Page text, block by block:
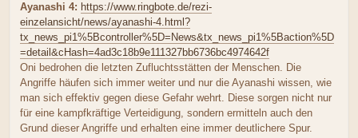
Ayanashi 4: https://www.ringbote.de/rezi-
einzelansicht/news/ayanashi-4.html?
tx_news_pi1%5Bcontroller%5D=News&tx_news_pi1%5Baction%5D
=detail&cHash=4ad3c18b9e111327bb6736bc4974642f
Oni bedrohen die letzten Zufluchtsstätten der Menschen. Die
Angriffe häufen sich immer weiter und nur die Ayanashi wissen, wie
man sich effektiv gegen diese Gefahr wehrt. Diese sorgen nicht nur
für eine kampfkräftige Verteidigung, sondern ermitteln auch den
Grund dieser Angriffe und erhalten eine immer deutlichere Spur.